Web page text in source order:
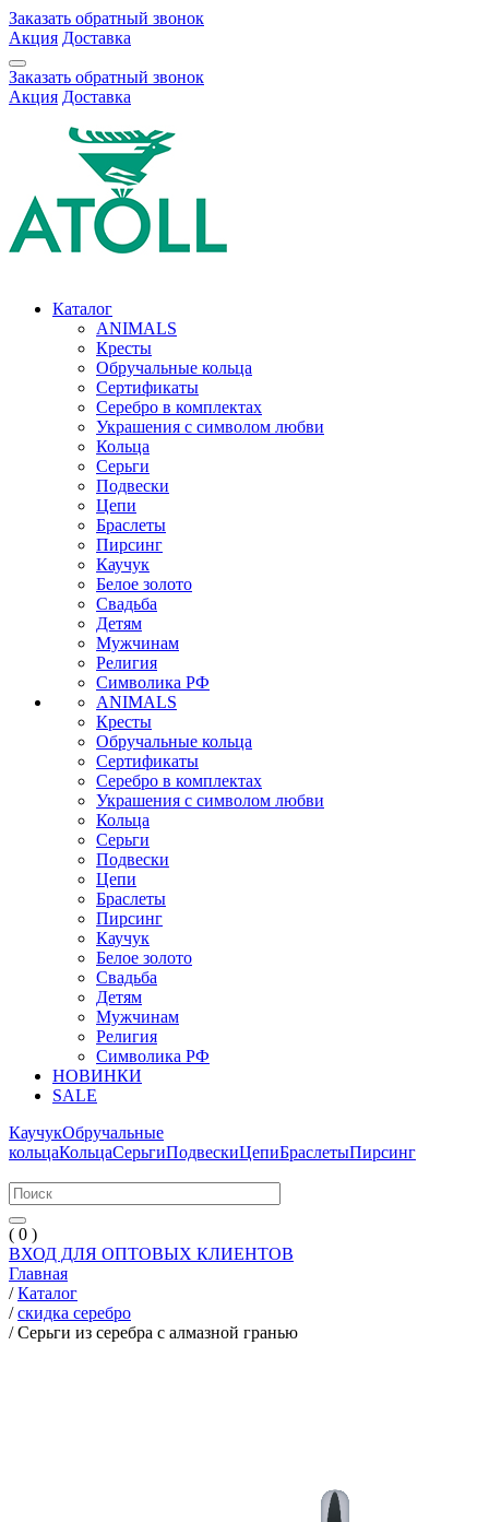
Заказать обратный звонок
Акция Доставка
Заказать обратный звонок
Акция Доставка
Каталог
ANIMALS
Кресты
Обручальные кольца
Сертификаты
Серебро в комплектах
Украшения с символом любви
Кольца
Серьги
Подвески
Цепи
Браслеты
Пирсинг
Каучук
Белое золото
Свадьба
Детям
Мужчинам
Религия
Символика РФ
ANIMALS
Кресты
Обручальные кольца
Сертификаты
Серебро в комплектах
Украшения с символом любви
Кольца
Серьги
Подвески
Цепи
Браслеты
Пирсинг
Каучук
Белое золото
Свадьба
Детям
Мужчинам
Религия
Символика РФ
НОВИНКИ
SALE
КаучукОбручальные
кольцаКольцаСерьгиПодвескиЦепиБраслетыПирсинг
( 0 )
ВХОД ДЛЯ ОПТОВЫХ КЛИЕНТОВ
Главная
/ Каталог
/ скидка серебро
/ Серьги из серебра с алмазной гранью